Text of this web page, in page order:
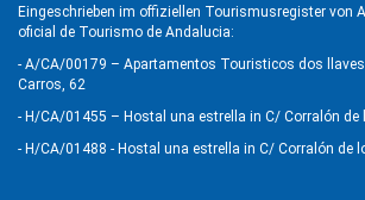
Eingeschrieben im offiziellen Tourismusregister von
oficial de Tourismo de Andalucia:
- A/CA/00179 – Apartamentos Touristicos dos
Carros, 62
- H/CA/01455 – Hostal una estrella in C/ Corralón de
- H/CA/01488 - Hostal una estrella in C/ Corralón de